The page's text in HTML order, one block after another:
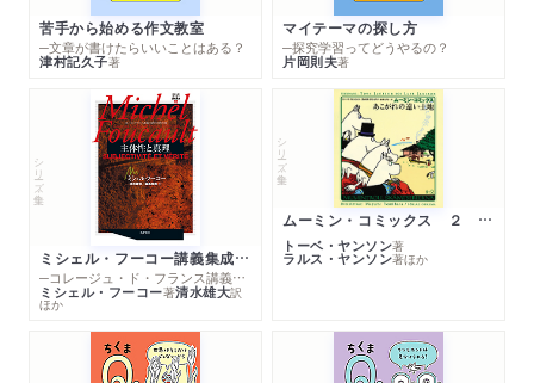
苦手から始める作文教室
─文章が書けたらいいことはある？
津村記久子著
マイテーマの探し方
─探究学習ってどうやるの？
片岡則夫著
シリーズ・全集
ミシェル・フーコー講義集成１０ 主体性と真理
─コレージュ・ド・フランス講義１９８０－１９８１年度
ミシェル・フーコー著清水雄大訳
ほか
シリーズ・全集
ムーミン・コミックス ２ あこがれの遠い土地
トーベ・ヤンソン著
ラルス・ヤンソン著ほか